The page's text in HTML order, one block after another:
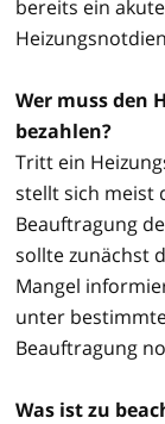
bereits ein
Wer muss den
bezahlen?
Tritt ein
stellt sich meist
Beauftragung
sollte zunächst
Mangel
unter
Beauftragung
Was ist zu